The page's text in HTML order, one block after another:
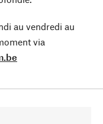
au vendredi au
via